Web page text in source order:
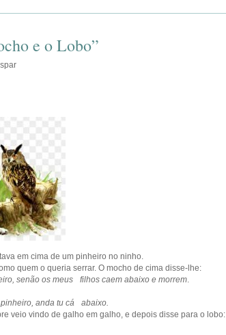
diminuir
e o Lobo”
em cima de um pinheiro no ninho.
quem o queria serrar. O mocho de cima disse-lhe:
senão os meus filhos caem abaixo e morrem.
anda tu cá abaixo.
veio vindo de galho em galho, e depois disse para o lobo: